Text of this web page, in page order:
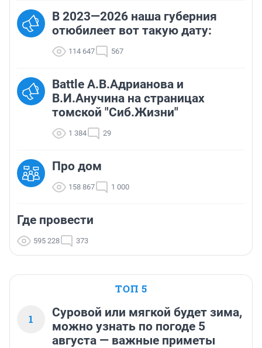
В 2023—2026 наша губерния
отюбилеет вот такую дату:
114 647 567
Battle А.В.Адрианова и
В.И.Анучина на страницах
томской "Сиб.Жизни"
1 384 29
Про дом
158 867 1 000
Где провести
595 228 373
ТОП 5
1
Суровой или мягкой будет зима,
можно узнать по погоде 5
августа — важные приметы